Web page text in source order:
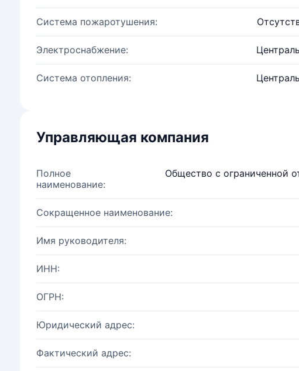
Система пожаротушения:
Электроснабжение:
Система отопления:
Управляющая компания
Полное
наименование:
Общество с ограниченной
Сокращенное наименование:
Имя руководителя:
ИНН:
ОГРН:
Юридический адрес:
Фактический адрес: